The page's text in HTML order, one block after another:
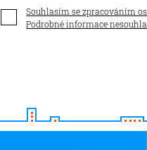
Souhlasím se zpracováním
Podrobné informace